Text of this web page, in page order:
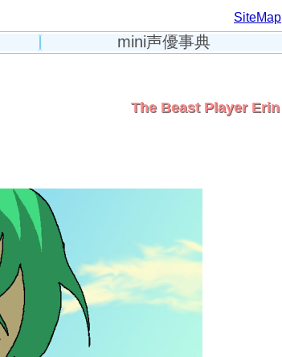
SiteMap
mini声優事典
The Beast Player Erin